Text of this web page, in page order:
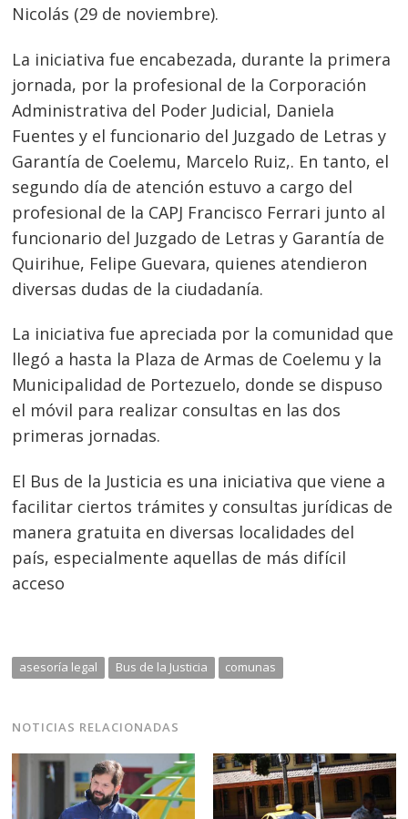
Nicolás (29 de noviembre).
La iniciativa fue encabezada, durante la primera
jornada, por la profesional de la Corporación
Administrativa del Poder Judicial, Daniela
Fuentes y el funcionario del Juzgado de Letras y
Garantía de Coelemu, Marcelo Ruiz,. En tanto, el
segundo día de atención estuvo a cargo del
profesional de la CAPJ Francisco Ferrari junto al
funcionario del Juzgado de Letras y Garantía de
Quirihue, Felipe Guevara, quienes atendieron
diversas dudas de la ciudadanía.
La iniciativa fue apreciada por la comunidad que
llegó a hasta la Plaza de Armas de Coelemu y la
Municipalidad de Portezuelo, donde se dispuso
el móvil para realizar consultas en las dos
primeras jornadas.
El Bus de la Justicia es una iniciativa que viene a
facilitar ciertos trámites y consultas jurídicas de
manera gratuita en diversas localidades del
país, especialmente aquellas de más difícil
acceso
asesoría legal Bus de la Justicia comunas
NOTICIAS RELACIONADAS
Navegación
de